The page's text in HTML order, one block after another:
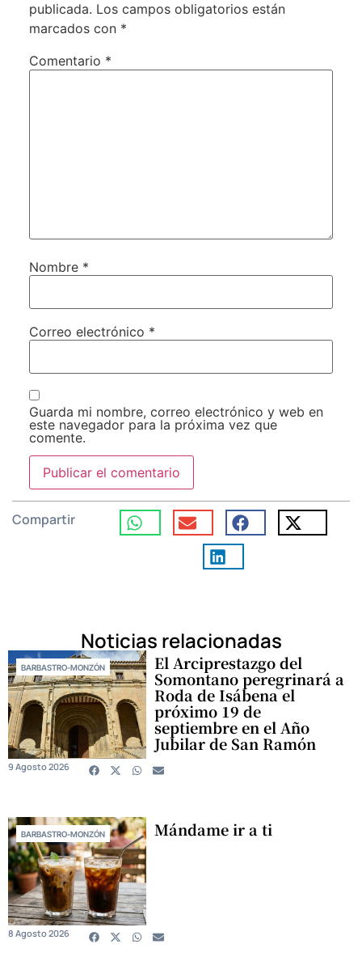
publicada. Los campos obligatorios están
marcados con *
Comentario *
Nombre *
Correo electrónico *
Guarda mi nombre, correo electrónico y web en
este navegador para la próxima vez que
comente.
Compartir
Noticias relacionadas
BARBASTRO-MONZÓN El Arciprestazgo del
Somontano peregrinará a
Roda de Isábena el
próximo 19 de
septiembre en el Año
Jubilar de San Ramón
9 Agosto 2026
BARBASTRO-MONZÓN Mándame ir a ti
8 Agosto 2026